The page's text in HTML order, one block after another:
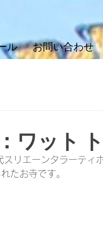
ル お問い合わせ
ワット
スリエーンタラーティ
たお寺です。